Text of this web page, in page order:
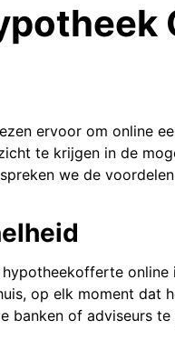
ervoor om online
te krijgen in de
we de
op elk moment dat
banken of adviseurs te